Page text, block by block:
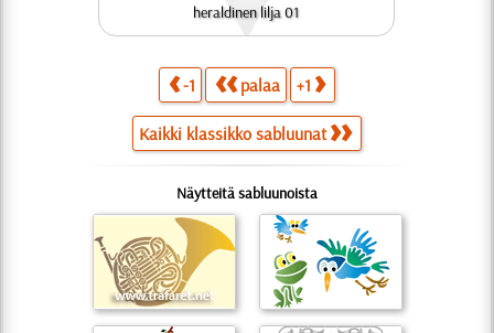
heraldinen lilja 01
-1 palaa +1
Kaikki klassikko sabluunat
Näytteitä sabluunoista